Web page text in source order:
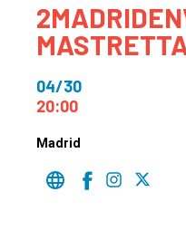
04/30
20:00
Madrid